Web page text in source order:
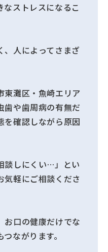
ストレスになるこ
、人によってさまざ
東灘区・魚崎エリア
歯や歯周病の有無だ
を確認しながら原因
談しにくい…」とい
気軽にご相談くださ
お口の健康だけでな
ながります。